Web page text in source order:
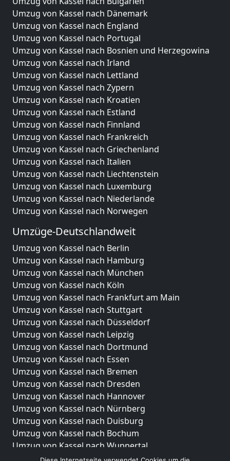
Umzug von Kassel nach Dänemark
Umzug von Kassel nach England
Umzug von Kassel nach Portugal
Umzug von Kassel nach Bosnien und Herzegowina
Umzug von Kassel nach Irland
Umzug von Kassel nach Lettland
Umzug von Kassel nach Zypern
Umzug von Kassel nach Kroatien
Umzug von Kassel nach Estland
Umzug von Kassel nach Finnland
Umzug von Kassel nach Frankreich
Umzug von Kassel nach Griechenland
Umzug von Kassel nach Italien
Umzug von Kassel nach Liechtenstein
Umzug von Kassel nach Luxemburg
Umzug von Kassel nach Niederlande
Umzug von Kassel nach Norwegen
Umzüge-Deutschlandweit
Umzug von Kassel nach Berlin
Umzug von Kassel nach Hamburg
Umzug von Kassel nach München
Umzug von Kassel nach Köln
Umzug von Kassel nach Frankfurt am Main
Umzug von Kassel nach Stuttgart
Umzug von Kassel nach Düsseldorf
Umzug von Kassel nach Leipzig
Umzug von Kassel nach Dortmund
Umzug von Kassel nach Essen
Umzug von Kassel nach Bremen
Umzug von Kassel nach Dresden
Umzug von Kassel nach Hannover
Umzug von Kassel nach Nürnberg
Umzug von Kassel nach Duisburg
Umzug von Kassel nach Bochum
Umzug von Kassel nach Wuppertal
Umzug von Kassel nach Bielefeld